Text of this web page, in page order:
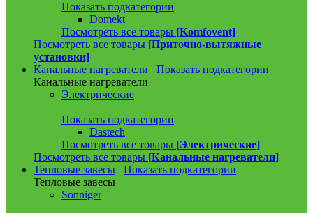
Показать подкатегории
Domekt
Посмотреть все товары [Komfovent]
Посмотреть все товары [Приточно-вытяжные
установки]
Канальные нагреватели
Показать подкатегории
Канальные нагреватели
Электрические
Показать подкатегории
Dastech
Посмотреть все товары [Электрические]
Посмотреть все товары [Канальные нагреватели]
Тепловые завесы
Показать подкатегории
Тепловые завесы
Sonniger